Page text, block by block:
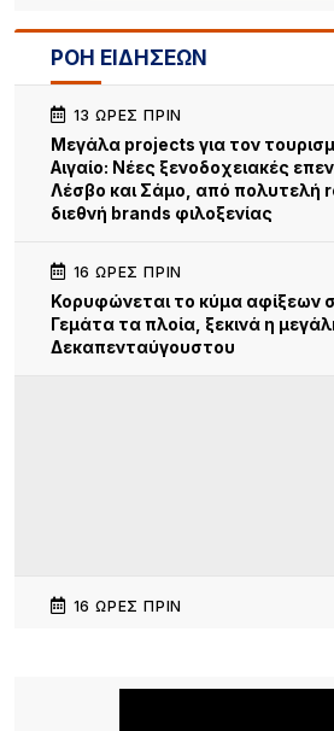
ΡΟΗ ΕΙΔΗΣΕΩΝ
13 ΏΡΕΣ ΠΡΙΝ
Μεγάλα projects για τον
Αιγαίο: Νέες ξενοδοχειακές
Λέσβο και Σάμο, από πολυτελή
διεθνή brands φιλοξενίας
16 ΏΡΕΣ ΠΡΙΝ
Κορυφώνεται το κύμα αφίξεων
Γεμάτα τα πλοία, ξεκινά η
Δεκαπενταύγουστου
16 ΏΡΕΣ ΠΡΙΝ